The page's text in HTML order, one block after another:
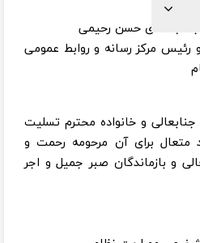
جناب آقای حسن رحیمی
مرکز رسانه و روابط عمومی
و خانواده محترم تسلیت
متعال برای آن مرحومه رحمت و
و بازماندگان صبر جمیل و اجر